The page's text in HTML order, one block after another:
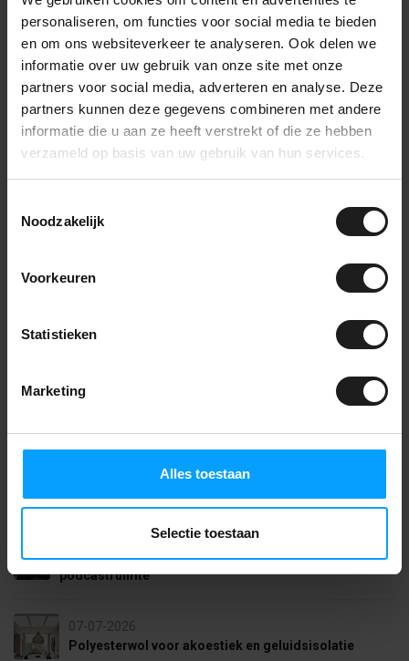
personaliseren, om functies voor social media te bieden
en om ons websiteverkeer te analyseren. Ook delen we
informatie over uw gebruik van onze site met onze
partners voor social media, adverteren en analyse. Deze
partners kunnen deze gegevens combineren met andere
informatie die u aan ze heeft verstrekt of die ze hebben
verzameld op basis van uw gebruik van hun services.
Noodzakelijk
Voorkeuren
Statistieken
Marketing
Alles toestaan
Selectie toestaan
belangrijk een goede akoestiek is. Wij leveren al meer dan 15
jaar hoogwaardige oplossingen voor geluidsisolatie en
akoestische plafonds. Onze experts denken met je mee en
adviseren je graag over de juiste materialen, afmetingen en
plaatsing van een akoestisch plafond.
Wil je weten wat de beste aanpak is voor jouw ruimte?Neem
contact met ons opvoor een vrijblijvend advies of bekijk direct
onze oplossingen voor een akoestisch plafond op maat.
There are no comments yet, be the first one to comment
Recente artikelen
Akoestiek verbeteren in je gamekamer, thuisstudio of
podcastruimte
07-07-2026
Polyesterwol voor akoestiek en geluidsisolatie